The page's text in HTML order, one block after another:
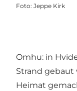
Foto: Jeppe Kirk
Omhu: in
Strand gebaut
Heimat